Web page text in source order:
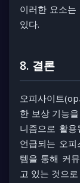
이러한 요소
있다.
8. 결론
오피사이트
한 보상 기능
니즘으로 활
언급되는 오
템을 통해 커
고 있는 것으